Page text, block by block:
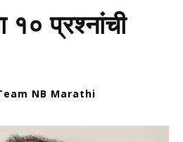
१० प्रश्नांची
NB Marathi